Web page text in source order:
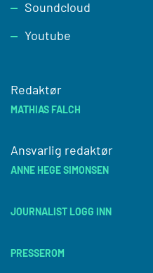
Soundcloud
Youtube
Redaktør
MATHIAS FALCH
Ansvarlig redaktør
ANNE HEGE SIMONSEN
JOURNALIST LOGG INN
PRESSEROM